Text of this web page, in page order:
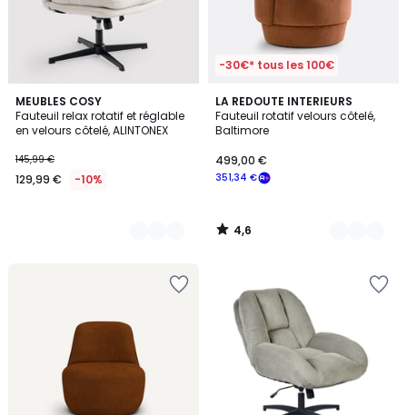
MEUBLES COSY
Fauteuil relax rotatif et réglable
en velours côtelé, ALINTONEX
145,99 €
129,99 € -10%
2
Couleurs
-30€* tous les 100€
LA REDOUTE INTERIEURS
Fauteuil rotatif velours côtelé,
Baltimore
351,34 €
499,00 €
4,6
/ 5
2
Couleurs
4,6
/